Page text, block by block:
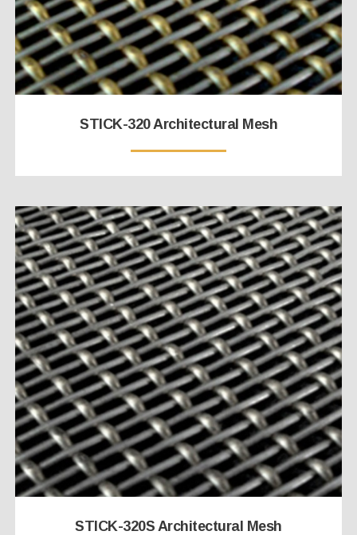
STICK-320 Architectural Mesh
STICK-320S Architectural Mesh